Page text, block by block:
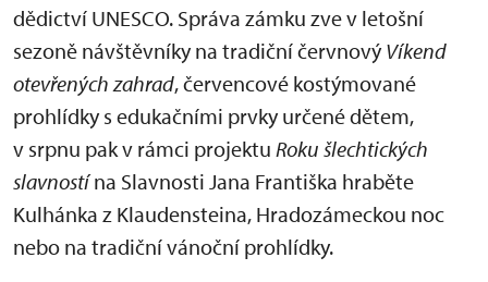
dědictví UNESCO. Správa zámku zve v letošní
sezoně návštěvníky na tradiční červnový Víkend
otevřených zahrad, červencové kostýmované
prohlídky s edukačními prvky určené dětem,
v srpnu pak v rámci projektu Roku šlechtických
slavnostína Slavnosti Jana Františka hraběte
Kulhánka z Klaudensteina, Hradozámeckou noc
nebo na tradiční vánoční prohlídky.